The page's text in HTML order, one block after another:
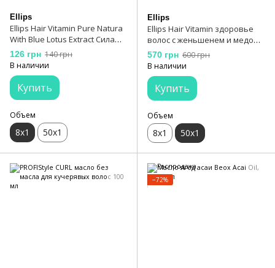
Ellips
Ellips Hair Vitamin Pure Natura
With Blue Lotus Extract Сила
лотоса 8х1 мл
126 грн 140 грн
В наличии
Купить
Объем
8x1 50х1
Ellips
Ellips Hair Vitamin здоровье
волос с женьшенем и медом
50х1 мл
570 грн 600 грн
В наличии
Купить
Объем
8х1 50x1
−72%